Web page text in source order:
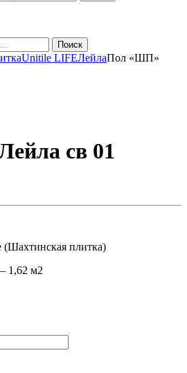
Поиск
Unitile LIFEЛейлаПол «ШП»
св 01
плитка)
1,62 м2